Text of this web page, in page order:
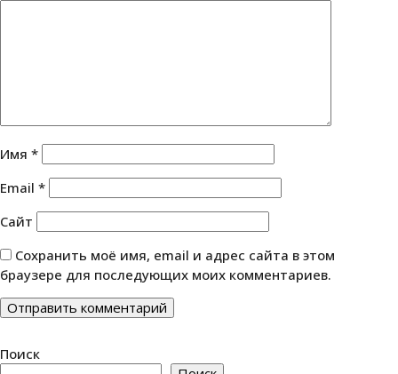
Имя *
Email *
Сайт
Сохранить моё имя, email и адрес сайта в этом
браузере для последующих моих комментариев.
Поиск